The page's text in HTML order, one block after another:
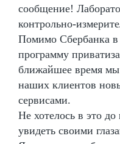
сообщение!
контрольно-
Помимо Сбербанка в
программу
ближайшее время мы
наших клиентов
сервисами.
Не хотелось в это до
увидеть своими